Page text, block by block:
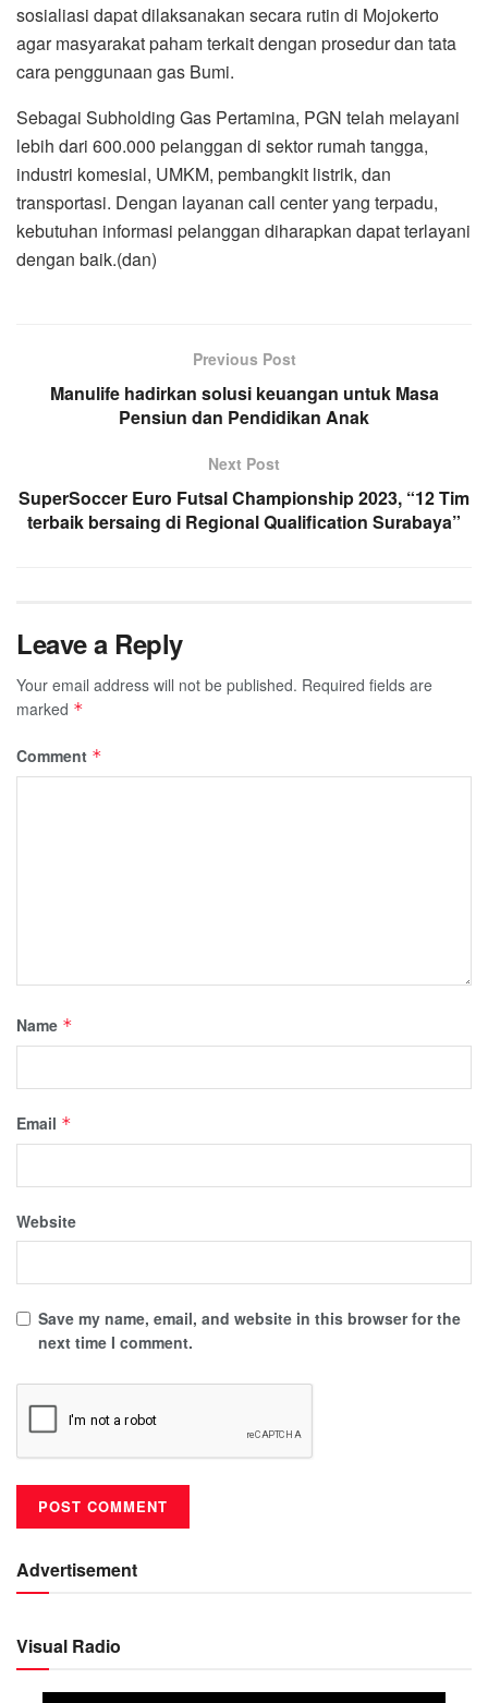
sosialiasi dapat dilaksanakan secara rutin di Mojokerto
agar masyarakat paham terkait dengan prosedur dan tata
cara penggunaan gas Bumi.
Sebagai Subholding Gas Pertamina, PGN telah melayani
lebih dari 600.000 pelanggan di sektor rumah tangga,
industri komesial, UMKM, pembangkit listrik, dan
transportasi. Dengan layanan call center yang terpadu,
kebutuhan informasi pelanggan diharapkan dapat terlayani
dengan baik.(dan)
Previous Post
Manulife hadirkan solusi keuangan untuk Masa
Pensiun dan Pendidikan Anak
Next Post
SuperSoccer Euro Futsal Championship 2023, “12 Tim
terbaik bersaing di Regional Qualification Surabaya”
Leave a Reply
Your email address will not be published. Required fields are
marked *
Comment *
Name *
Email *
Website
Save my name, email, and website in this browser for the
next time I comment.
Advertisement
Visual Radio